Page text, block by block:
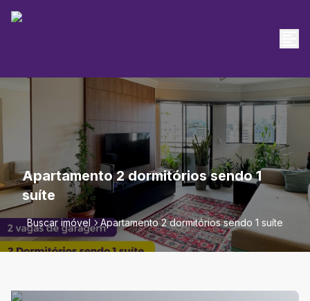
Apartamento 2 dormitórios sendo 1
suíte
Buscar imóvel Apartamento 2 dormitórios sendo 1 suíte